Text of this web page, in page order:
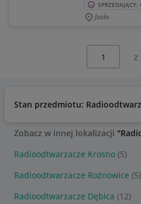
Jasło
Stan przedmiotu:
Zobacz w innej lokalizacji
Radioodtwarzacze Krosno (5)
Radioodtwarzacze Rożnowice (5)
Radioodtwarzacze Dębica (12)